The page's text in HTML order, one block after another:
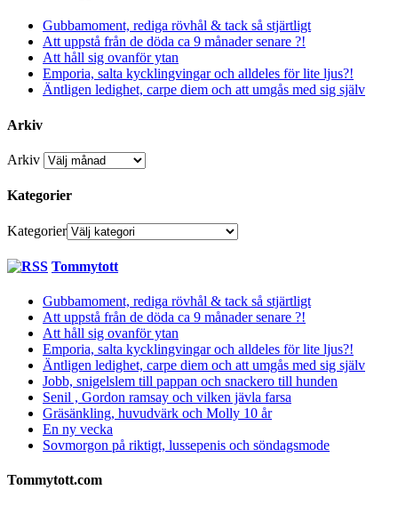
Gubbamoment, rediga rövhål & tack så stjärtligt
Att uppstå från de döda ca 9 månader senare ?!
Att håll sig ovanför ytan
Emporia, salta kycklingvingar och alldeles för lite ljus?!
Äntligen ledighet, carpe diem och att umgås med sig själv
Arkiv
Arkiv
Kategorier
Kategorier
Tommytott
Gubbamoment, rediga rövhål & tack så stjärtligt
Att uppstå från de döda ca 9 månader senare ?!
Att håll sig ovanför ytan
Emporia, salta kycklingvingar och alldeles för lite ljus?!
Äntligen ledighet, carpe diem och att umgås med sig själv
Jobb, snigelslem till pappan och snackero till hunden
Senil , Gordon ramsay och vilken jävla farsa
Gräsänkling, huvudvärk och Molly 10 år
En ny vecka
Sovmorgon på riktigt, lussepenis och söndagsmode
Tommytott.com